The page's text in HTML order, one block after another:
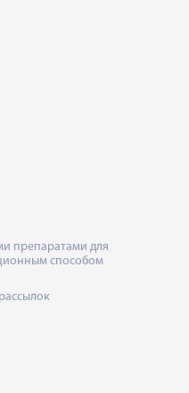
препаратами для
способом